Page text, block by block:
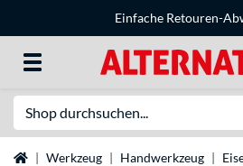
Einfache Retouren-
StartseiteWerkzeug Handwerkzeug